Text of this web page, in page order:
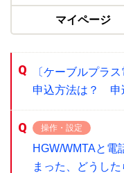
マイページ
〔ケーブルプラ
申込方法は？ 申
操作・設定
HGW/WMTAと電
まった、どうした